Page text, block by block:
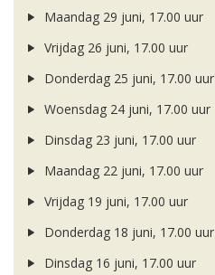
Maandag 29 juni, 17.00 uur
Vrijdag 26 juni, 17.00 uur
Donderdag 25 juni, 17.00 uur
Woensdag 24 juni, 17.00 uur
Dinsdag 23 juni, 17.00 uur
Maandag 22 juni, 17.00 uur
Vrijdag 19 juni, 17.00 uur
Donderdag 18 juni, 17.00 uur
Dinsdag 16 juni, 17.00 uur